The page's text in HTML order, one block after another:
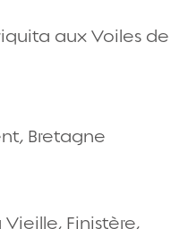
aux Voiles de
Bretagne
Finistère,